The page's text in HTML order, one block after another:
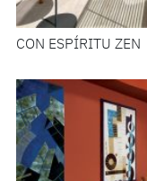
CON ESPÍRITU ZEN